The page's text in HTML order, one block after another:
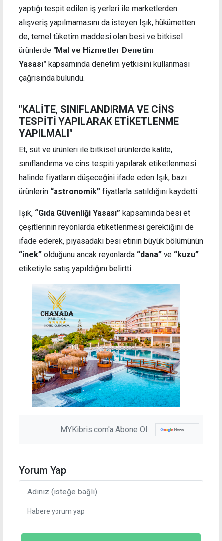
yaptığı tespit edilen iş yerleri ile marketlerden
alışveriş yapılmamasını da isteyen Işık, hükümetten
de, temel tüketim maddesi olan besi ve bitkisel
ürünlerde "Mal ve Hizmetler Denetim
Yasası" kapsamında denetim yetkisini kullanması
çağrısında bulundu.
"KALİTE, SINIFLANDIRMA VE CİNS
TESPİTİ YAPILARAK ETİKETLENME
YAPILMALI"
Et, süt ve ürünleri ile bitkisel ürünlerde kalite,
sınıflandırma ve cins tespiti yapılarak etiketlenmesi
halinde fiyatların düşeceğini ifade eden Işık, bazı
ürünlerin “astronomik” fiyatlarla satıldığını kaydetti.
Işık, “Gıda Güvenliği Yasası” kapsamında besi et
çeşitlerinin reyonlarda etiketlenmesi gerektiğini de
ifade ederek, piyasadaki besi etinin büyük bölümünün
“inek” olduğunu ancak reyonlarda “dana” ve “kuzu”
etiketiyle satış yapıldığını belirtti.
MYKibris.com'a Abone Ol
Yorum Yap